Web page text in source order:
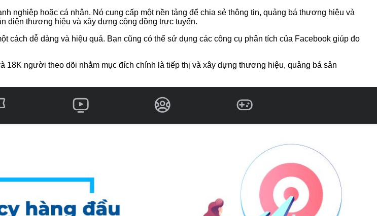
nghiệp hoặc cá nhân. Nó cung cấp một nền tảng để chia sẻ thông tin, quảng bá thương hiệu và
diện thương hiệu và xây dựng cộng đồng trực tuyến.
cách dễ dàng và hiệu quả. Bạn cũng có thể sử dụng các công cụ phân tích của Facebook giúp đo
người theo dõi nhằm mục đích chính là tiếp thị và xây dựng thương hiệu, quảng bá sản